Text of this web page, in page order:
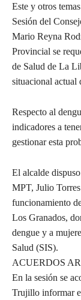
Este y otros
Sesión del
Mario Reyna
Provincial se
de Salud de La
situacional actual
Respecto al
indicadores a
gestionar esta
El alcalde
MPT, Julio
funcionamiento
Los Granados,
dengue y a
Salud (SIS).
ACUERDOS
En la sesión se
Trujillo informar